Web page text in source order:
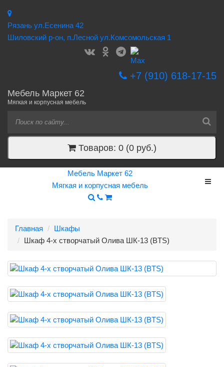
Рязань ул.Есенина 42
Шиловский р-он, п.Лесной ул.Комсомольская 1
+7 (910) 618-17-15
Мебель Маркет 62
Мягкая и корпусная мебель
Товаров: 0 (0 руб.)
Мебель Маркет 62
Мягкая и корпусная мебель
Главная
Шкафы
Шкаф 4-х створчатый Олива ШК-13 (BTS)